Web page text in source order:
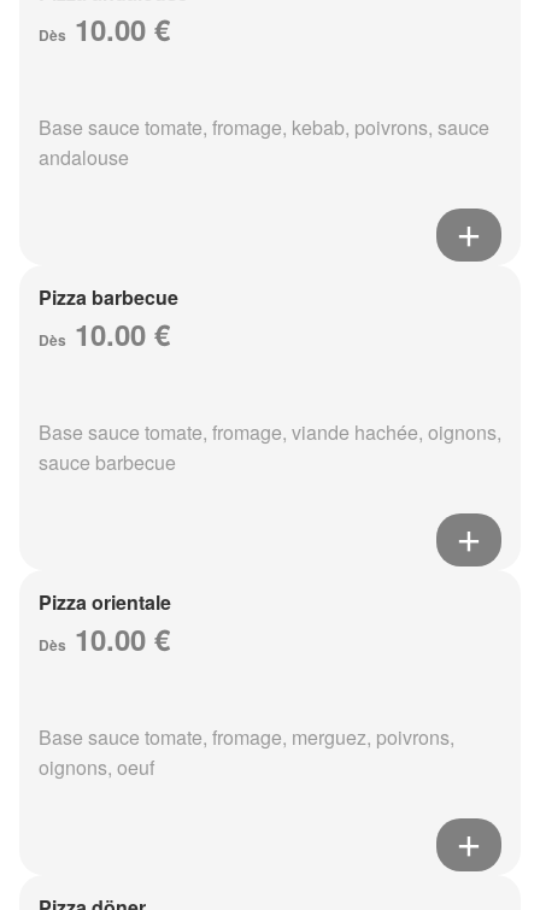
Dès 10.00 €
Base sauce tomate, fromage, kebab, poivrons, sauce
andalouse
Pizza barbecue
Dès 10.00 €
Base sauce tomate, fromage, viande hachée, oignons,
sauce barbecue
Pizza orientale
Dès 10.00 €
Base sauce tomate, fromage, merguez, poivrons,
oignons, oeuf